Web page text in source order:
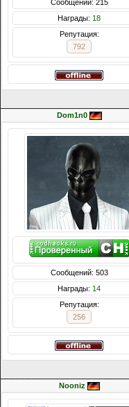
Сообщений: 215
Награды: 18
Репутация:
792
Dom1n0
Сообщений: 503
Награды: 14
Репутация:
256
Nooniz